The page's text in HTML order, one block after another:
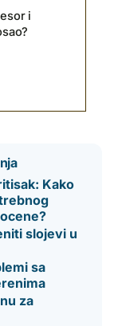
i
Kako
slojevi u
sa
za